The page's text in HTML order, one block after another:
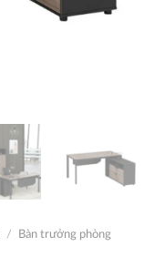
/ Bàn trưởng phòng